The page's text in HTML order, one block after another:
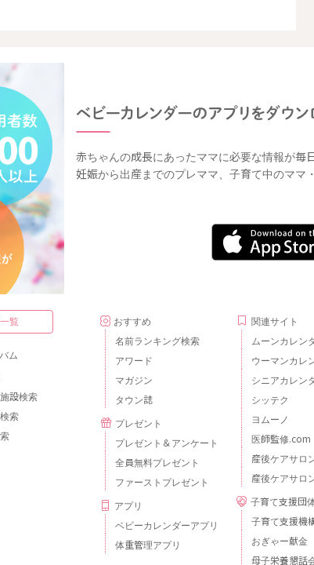
赤ちゃんの成長にあったママに必要な情報が毎
妊娠から出産までのプレママ、子育て中のママ
覧
ム
設検索
索
おすすめ
名前ランキング検索
アワード
マガジン
タウン誌
プレゼント
プレゼント＆アンケート
全員無料プレゼント
ファーストプレゼント
アプリ
ベビーカレンダーアプリ
体重管理アプリ
関連サイト
ムーンカレン
ウーマンカレ
シニアカレン
シッテク
ヨムーノ
医師監修.com
産後ケアサロ
産後ケアサロ
子育て支援団
子育て支援機
おぎゃー献金
母子栄養懇話